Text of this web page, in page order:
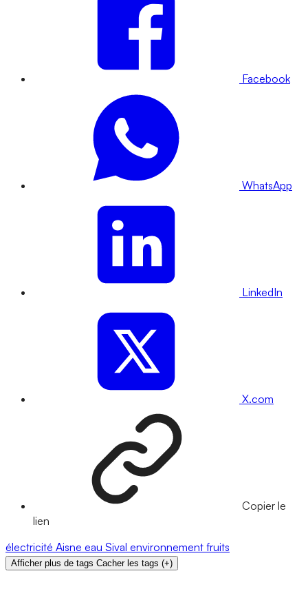
Facebook
WhatsApp
LinkedIn
X.com
Copier le
lien
électricité Aisne eau Sival environnement fruits
Afficher plus de tags Cacher les tags (+)